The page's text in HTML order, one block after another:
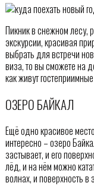
Пикник в снежном лесу,
экскурсии, красивая
выбрать для встречи
виза, то вы сможете на
как живут
ОЗЕРО БАЙКАЛ
Ещё одно красивое
интересно – озеро
застывает, и его
лёд, и на нём можно
волнах, и поверхность в